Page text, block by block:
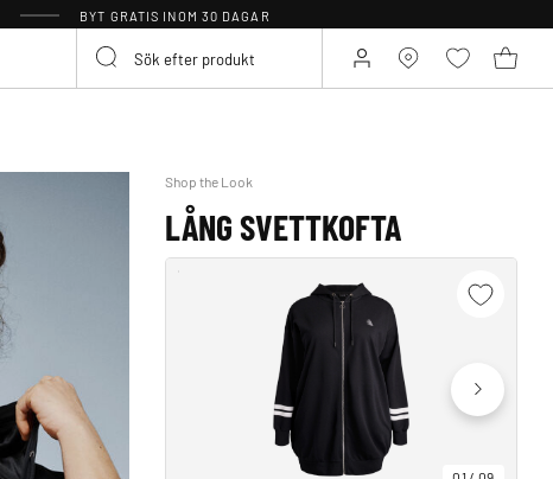
BYT GRATIS INOM 30 DAGAR
Shop the Look
LÅNG SVETTKOFTA